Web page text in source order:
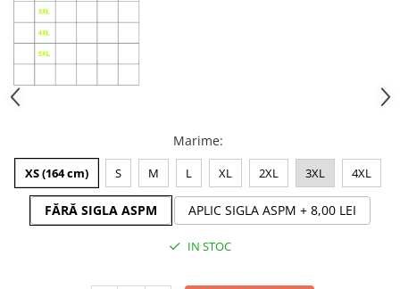
Marime:
XS (164 cm) S M L XL 2XL 3XL 4XL
FĂRĂ SIGLA ASPM APLIC SIGLA ASPM + 8,00 LEI
IN STOC